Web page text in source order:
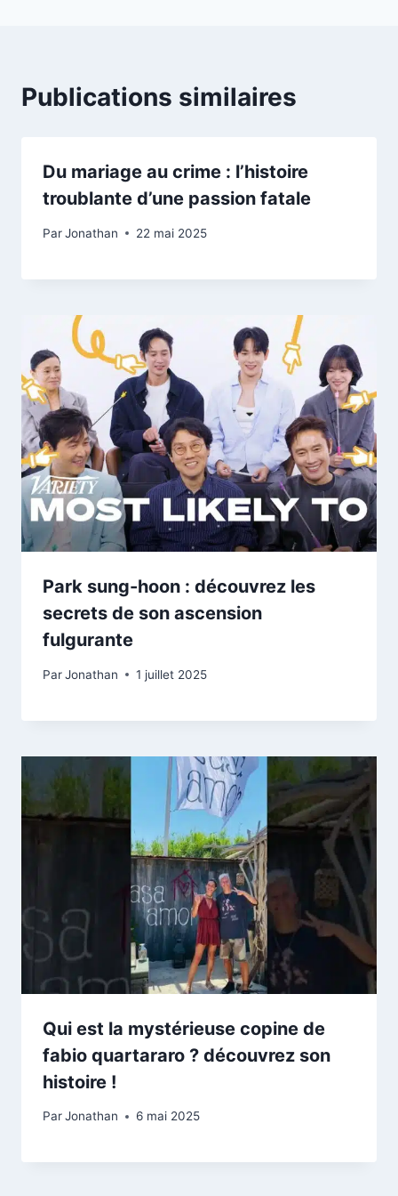
Publications similaires
Du mariage au crime : l’histoire
troublante d’une passion fatale
ParJonathan 22 mai 2025
Park sung-hoon : découvrez les
secrets de son ascension
fulgurante
ParJonathan 1 juillet 2025
Qui est la mystérieuse copine de
fabio quartararo ? découvrez son
histoire !
ParJonathan 6 mai 2025